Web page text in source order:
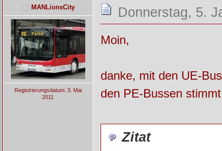
MANLionsCity
Registrierungsdatum: 3. Mai
2011
Donnerstag, 5.
Moin,
danke, mit den UE-
den PE-Bussen
Zitat